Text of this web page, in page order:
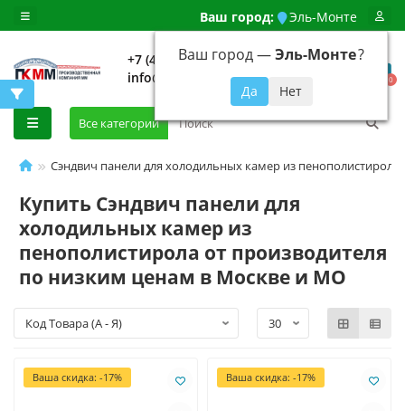
Ваш город: Эль-Монте
Ваш город —Эль-Монте?
+7 (499) 648-92-94
info@evroshtaketnikmoskva.ru
0
Все категории
Сэндвич панели для холодильных камер из пенополистирола
Купить Сэндвич панели для
холодильных камер из
пенополистирола от производителя
по низким ценам в Москве и МО
Ваша скидка: -17% Ваша скидка: -17%